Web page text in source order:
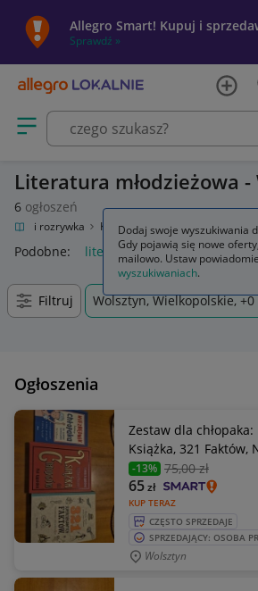
Allegro Smart! Kupuj i
Sprawdź »
Otwórz menu z kategoriami
Literatura młodzieżowa -
6 ogłoszeń
i rozrywka Książki Książki dla młodzieży
Podobne: literatura młodzieżowa
Filtruj Wolsztyn, Wielkopolskie, +0
Ogłoszenia
Zestaw dla
Książka, 321 Faktów,
-13% 75,00 zł
KUP TERAZ
65zł
CZĘSTO SPRZEDAJE
SPRZEDAJĄCY: OSOBA
Wolsztyn
Dodaj swoje wyszukiwania
Gdy pojawią się nowe
mailowo. Ustaw
wyszukiwaniach.